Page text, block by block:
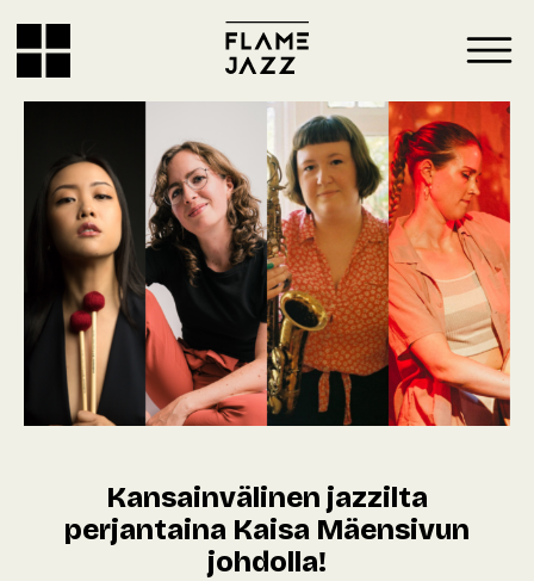
Kansainvälinen jazzilta
perjantaina Kaisa Mäensivun
johdolla!